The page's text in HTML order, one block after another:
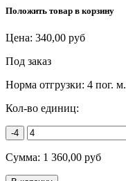
Положить товар в корзину
Цена: 340,00 руб
Под заказ
Норма отгрузки: 4 пог. м.
Кол-во единиц:
-4
Сумма: 1 360,00 руб